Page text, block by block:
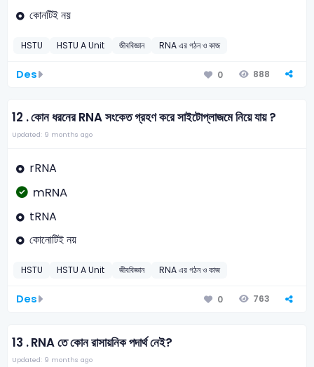
কোনটিই নয়
HSTU HSTU A Unit জীববিজ্ঞান RNA এর গঠন ও কাজ
Des 0 888
12 .কোন ধরনের RNA সংকেত গ্রহণ করে সাইটোপ্লাজমে নিয়ে যায় ?
Updated: 9 months ago
rRNA
mRNA
tRNA
কোনোটিই নয়
HSTU HSTU A Unit জীববিজ্ঞান RNA এর গঠন ও কাজ
Des 0 763
13 .RNA তে কোন রাসায়নিক পদার্থ নেই?
Updated: 9 months ago